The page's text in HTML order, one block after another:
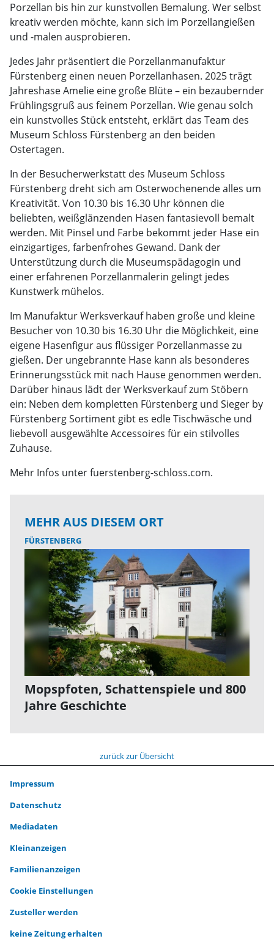
Porzellan bis hin zur kunstvollen Bemalung. Wer selbst
kreativ werden möchte, kann sich im Porzellangießen
und -malen ausprobieren.
Jedes Jahr präsentiert die Porzellanmanufaktur
Fürstenberg einen neuen Porzellanhasen. 2025 trägt
Jahreshase Amelie eine große Blüte – ein bezaubernder
Frühlingsgruß aus feinem Porzellan. Wie genau solch
ein kunstvolles Stück entsteht, erklärt das Team des
Museum Schloss Fürstenberg an den beiden
Ostertagen.
In der Besucherwerkstatt des Museum Schloss
Fürstenberg dreht sich am Osterwochenende alles um
Kreativität. Von 10.30 bis 16.30 Uhr können die
beliebten, weißglänzenden Hasen fantasievoll bemalt
werden. Mit Pinsel und Farbe bekommt jeder Hase ein
einzigartiges, farbenfrohes Gewand. Dank der
Unterstützung durch die Museumspädagogin und
einer erfahrenen Porzellanmalerin gelingt jedes
Kunstwerk mühelos.
Im Manufaktur Werksverkauf haben große und kleine
Besucher von 10.30 bis 16.30 Uhr die Möglichkeit, eine
eigene Hasenfigur aus flüssiger Porzellanmasse zu
gießen. Der ungebrannte Hase kann als besonderes
Erinnerungsstück mit nach Hause genommen werden.
Darüber hinaus lädt der Werksverkauf zum Stöbern
ein: Neben dem kompletten Fürstenberg und Sieger by
Fürstenberg Sortiment gibt es edle Tischwäsche und
liebevoll ausgewählte Accessoires für ein stilvolles
Zuhause.
Mehr Infos unter fuerstenberg-schloss.com.
MEHR AUS DIESEM ORT
FÜRSTENBERG
Mopspfoten, Schattenspiele und 800
Jahre Geschichte
zurück zur Übersicht
Impressum
Datenschutz
Mediadaten
Kleinanzeigen
Familienanzeigen
Cookie Einstellungen
Zusteller werden
keine Zeitung erhalten